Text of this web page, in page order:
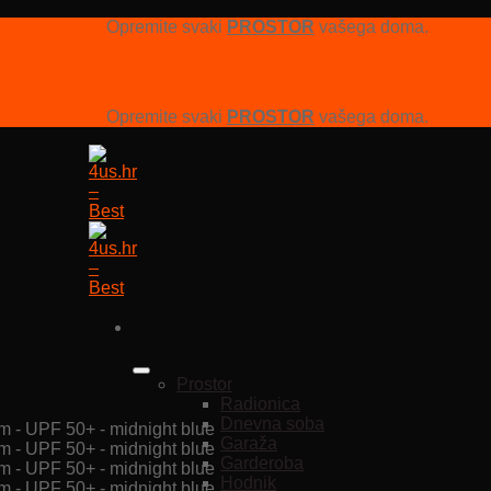
Opremite svaki PROSTOR vašega doma.
Opremite svaki PROSTOR vašega doma.
Prostor
Radionica
Dnevna soba
Garaža
Garderoba
Hodnik